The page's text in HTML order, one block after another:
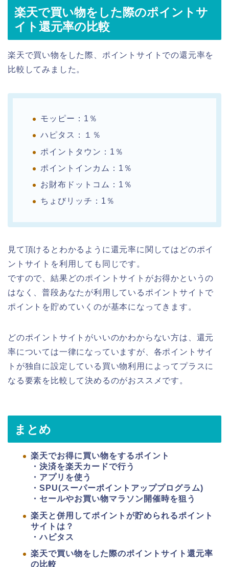
楽天で買い物をした際のポイントサ
イト還元率の比較
楽天で買い物をした際、ポイントサイトでの還元率を
比較してみました。
モッピー：1％
ハピタス：１％
ポイントタウン：1％
ポイントインカム：1％
お財布ドットコム：1％
ちょびリッチ：1％
見て頂けるとわかるように還元率に関してはどのポイ
ントサイトを利用しても同じです。
ですので、結果どのポイントサイトがお得かというの
はなく、普段あなたが利用しているポイントサイトで
ポイントを貯めていくのが基本になってきます。
どのポイントサイトがいいのかわからない方は、還元
率については一律になっていますが、各ポイントサイ
トが独自に設定している買い物利用によってプラスに
なる要素を比較して決めるのがおススメです。
まとめ
楽天でお得に買い物をするポイント
・決済を楽天カードで行う
・アプリを使う
・SPU(スーパーポイントアッププログラム)
・セールやお買い物マラソン開催時を狙う
楽天と併用してポイントが貯められるポイント
サイトは？
・ハピタス
楽天で買い物をした際のポイントサイト還元率
の比較